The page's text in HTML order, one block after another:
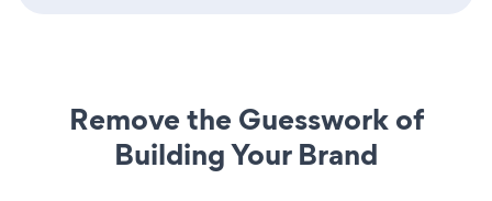
Remove the Guesswork of
Building Your Brand